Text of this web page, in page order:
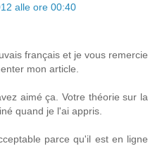
alle ore 00:40
français et je vous remercie
mon article.
aimé ça. Votre théorie sur la
quand je l'ai appris.
parce qu'il est en ligne